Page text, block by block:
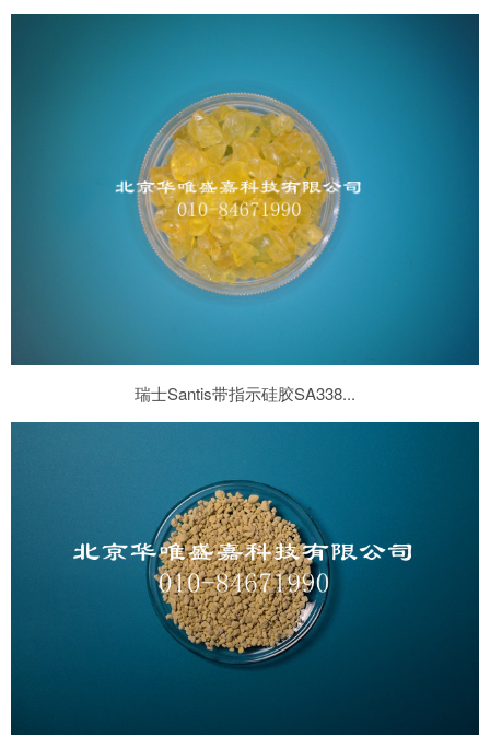
瑞士Santis带指示硅胶SA338...